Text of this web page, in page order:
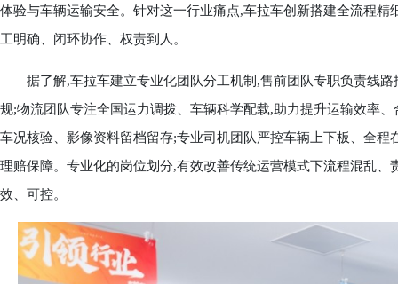
体验与车辆运输安全。针对这一行业痛点,车拉车创新搭建全流程
工明确、闭环协作、权责到人。
据了解,车拉车建立专业化团队分工机制,售前团队专职负责线路
规;物流团队专注全国运力调拨、车辆科学配载,助力提升运输效率
车况核验、影像资料留档留存;专业司机团队严控车辆上下板、全
理赔保障。专业化的岗位划分,有效改善传统运营模式下流程混乱
效、可控。